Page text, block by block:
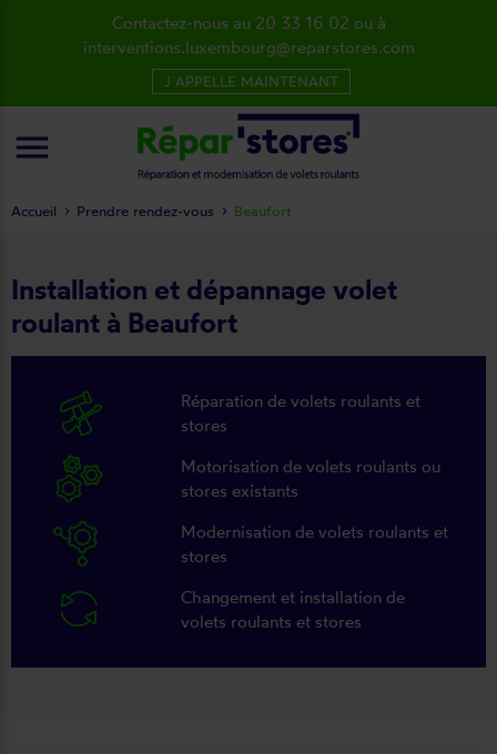
Installation et dépannage volet
roulant à Beaufort
Réparation de volets roulants et
stores
Motorisation de volets roulants ou
stores existants
Modernisation de volets roulants et
stores
Changement et installation de
volets roulants et stores
Accueil Prendre rendez-vous Beaufort
Contactez-nous au 20 33 16 02 ou à
interventions.luxembourg@reparstores.com
J´APPELLE MAINTENANT
menu